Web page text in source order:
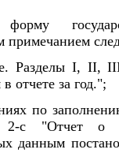
примечанием
Разделы I, II,
отчете за год.";
по
2-с "Отчет о
данным